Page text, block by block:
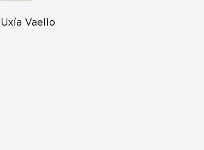
Uxía Vaello